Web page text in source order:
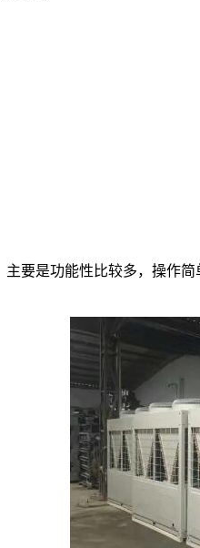
要是功能性比较多，操作